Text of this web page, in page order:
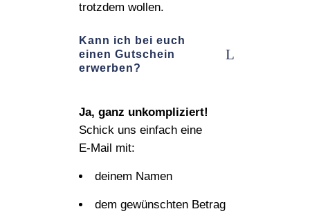
trotzdem wollen.
Kann ich bei euch
einen Gutschein
erwerben?
Ja, ganz unkompliziert!
Schick uns einfach eine
E‑Mail mit:
deinem Namen
dem gewünschten Betrag